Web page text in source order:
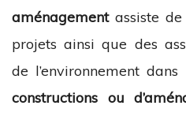
aménagementassiste de
projets ainsi que des
de l’environnement
constructions ou